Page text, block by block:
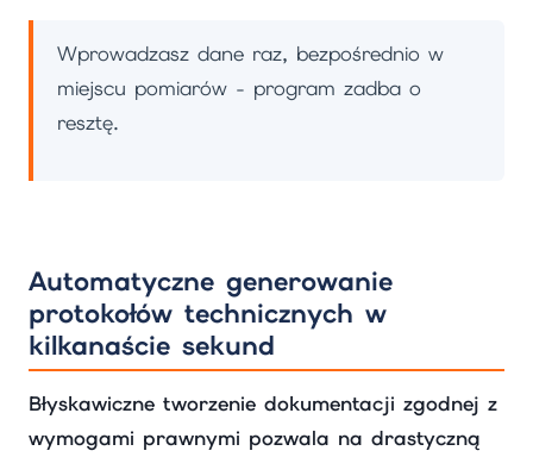
Wprowadzasz dane raz, bezpośrednio w
miejscu pomiarów - program zadba o
resztę.
Automatyczne generowanie
protokołów technicznych w
kilkanaście sekund
Błyskawiczne tworzenie dokumentacji zgodnej z
wymogami prawnymi pozwala na drastyczną